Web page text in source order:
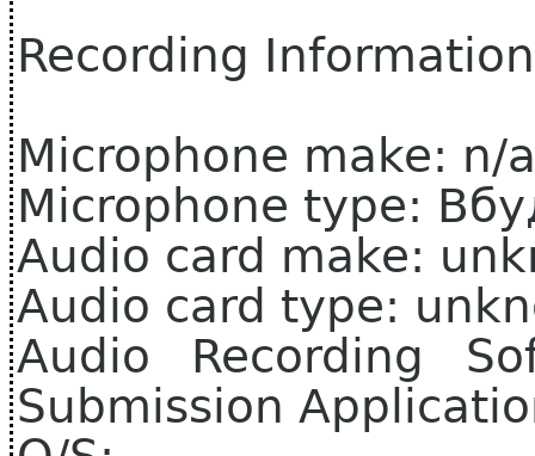
Recording
Microphone make: n/a
Microphone type:
Audio card make:
Audio card type:
Audio Recording
Submission